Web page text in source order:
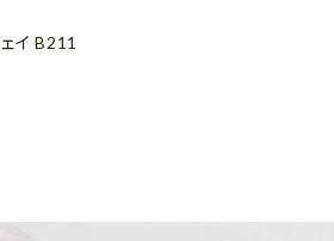
イ B211